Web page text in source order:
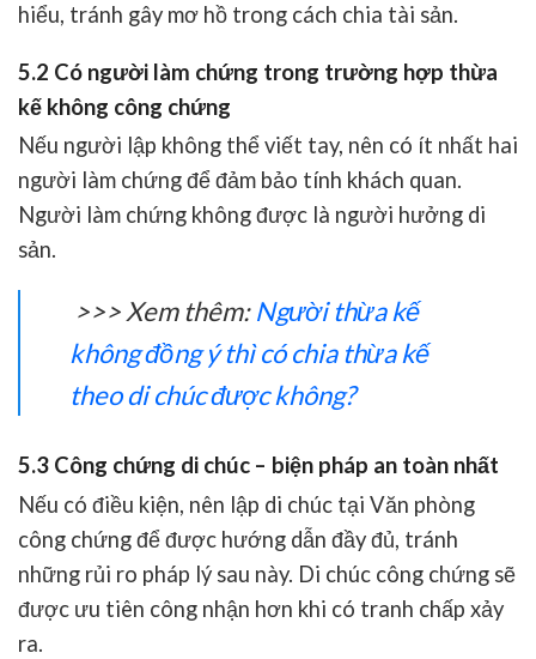
hiểu, tránh gây mơ hồ trong cách chia tài sản.
5.2 Có người làm chứng trong trường hợp thừa
kế không công chứng
Nếu người lập không thể viết tay, nên có ít nhất hai
người làm chứngđể đảm bảo tính khách quan.
Người làm chứng không được là người hưởng di
sản.
>>> Xem thêm:Người thừa kế
không đồng ý thì có chia thừa kế
theo di chúc được không?
5.3 Công chứng di chúc – biện pháp an toàn nhất
Nếu có điều kiện, nên lập di chúc tại Văn phòng
công chứngđể được hướng dẫn đầy đủ, tránh
những rủi ro pháp lý sau này. Di chúc công chứng sẽ
được ưu tiên công nhận hơn khi có tranh chấp xảy
ra.